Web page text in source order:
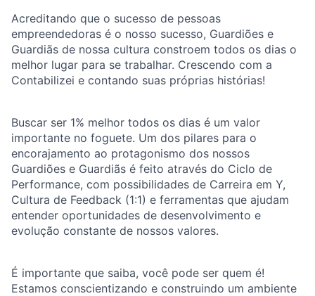
Acreditando que o sucesso de pessoas
empreendedoras é o nosso sucesso, Guardiões e
Guardiãs de nossa cultura constroem todos os dias o
melhor lugar para se trabalhar. Crescendo com a
Contabilizei e contando suas próprias histórias!
Buscar ser 1% melhor todos os dias é um valor
importante no foguete. Um dos pilares para o
encorajamento ao protagonismo dos nossos
Guardiões e Guardiãs é feito através do Ciclo de
Performance, com possibilidades de Carreira em Y,
Cultura de Feedback (1:1) e ferramentas que ajudam
entender oportunidades de desenvolvimento e
evolução constante de nossos valores.
É importante que saiba, você pode ser quem é!
Estamos conscientizando e construindo um ambiente